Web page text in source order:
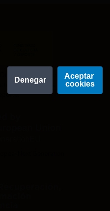
General del
Ministerio de
Next Generation
Denegar
Aceptar
cookies